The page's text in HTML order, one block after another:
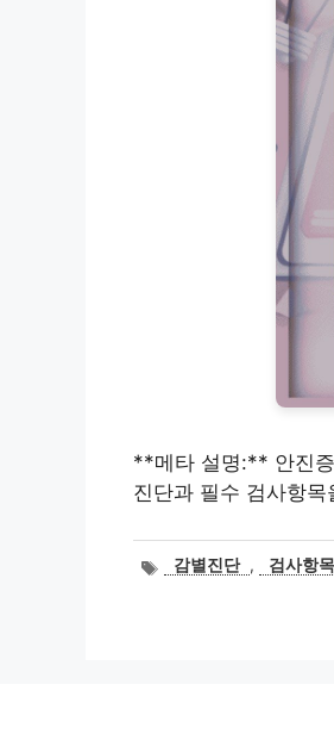
**메타 설명:** 안진
진단과 필수 검사항
태감별진단 , 검사항목